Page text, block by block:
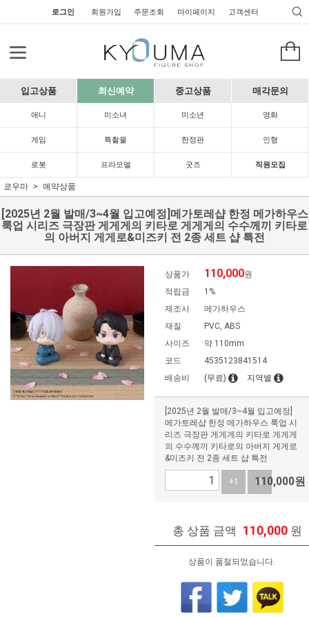
로그인 회원가입 주문조회 마이페이지 고객센터
입고상품 최신예약 중고상품 매각문의
애니 미소녀 미소년 영화
게임 특촬물 한정판 인형
로봇 프라모델 굿즈 직원모집
쿄우마 예약상품
[2025년 2월 발매/3~4월 입고예정]메가토레샵 한정 메가하우스
룩업 시리즈 극장판 게게게의 키타로 게게게의 수수께끼 키타로
의 아버지 게게로&미즈키 전 2종 세트 샵 특전
상품가 110,000원
적립금
1%
제조사
메가하우스
재질
PVC, ABS
사이즈
약 110mm
코드
4535123841514
배송비
(무료) 지역별
[2025년 2월 발매/3~4월 입고예정]
메가토레샵 한정 메가하우스 룩업 시
리즈 극장판 게게게의 키타로 게게게
의 수수께끼 키타로의 아버지 게게로
&미즈키 전 2종 세트 샵 특전
+1 -1
110,000원
총 상품 금액 110,000 원
상품이 품절되었습니다.